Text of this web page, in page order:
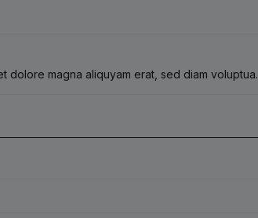
dolore magna aliquyam erat, sed diam voluptua.